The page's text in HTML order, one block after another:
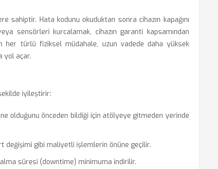
sahiptir. Hata kodunu okuduktan sonra cihazın kapağını
sensörleri kurcalamak, cihazın garanti kapsamından
her türlü fiziksel müdahale, uzun vadede daha yüksek
yol açar.
iyileştirir:
olduğunu önceden bildiği için atölyeye gitmeden yerinde
değişimi gibi maliyetli işlemlerin önüne geçilir.
süresi (downtime) minimuma indirilir.